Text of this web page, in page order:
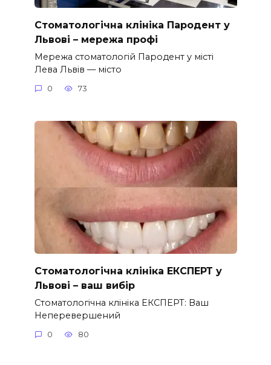
Стоматологічна клініка Пародент у
Львові – мережа профі
Мережа стоматологій Пародент у місті
Лева Львів — місто
0 73
Стоматологічна клініка ЕКСПЕРТ у
Львові – ваш вибір
Стоматологічна клініка ЕКСПЕРТ: Ваш
Неперевершений
0 80